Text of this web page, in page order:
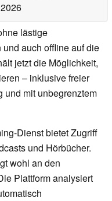
lästige
auch offline auf die
jetzt die Möglichkeit,
– inklusive freier
und mit unbegrenztem
Dienst bietet Zugriff
und Hörbücher.
wohl an den
Plattform analysiert